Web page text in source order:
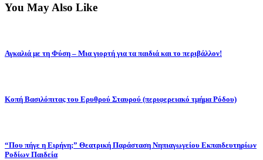
You May Also Like
Αγκαλιά με τη Φύση – Μια γιορτή για τα παιδιά και το περιβάλλον!
Κοπή Βασιλόπιτας του Ερυθρού Σταυρού (περιφερειακό τμήμα Ρόδου)
“Που πήγε η Ειρήνη;” Θεατρική Παράσταση Νηπιαγωγείου Εκπαιδευτηρίων
Ροδίων Παιδεία